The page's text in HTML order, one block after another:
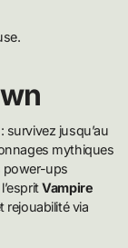
survivez jusqu’au
mythiques
power-ups
Vampire
rejouabilité via